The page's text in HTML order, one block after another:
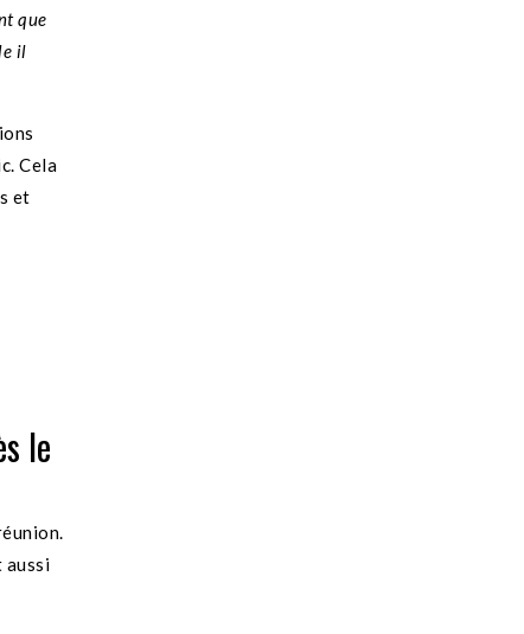
que
il
Cela
et
le
aussi